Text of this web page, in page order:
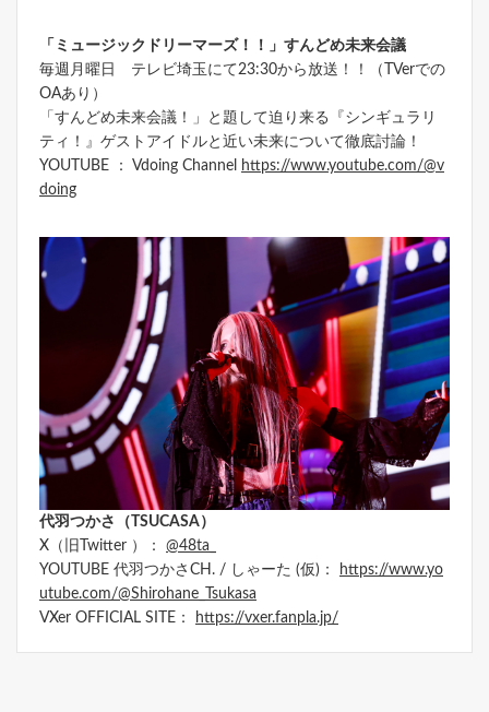
「ミュージックドリーマーズ！！」すんどめ未来会議
毎週月曜日 テレビ埼玉にて23:30から放送！！（TVerでの
OAあり）
「すんどめ未来会議！」と題して迫り来る『シンギュラリ
ティ！』ゲストアイドルと近い未来について徹底討論！
YOUTUBE ： Vdoing Channel
https://www.youtube.com/@v
doing
代羽つかさ（TSUCASA）
X（旧Twitter ）： @48ta_
YOUTUBE 代羽つかさCH. / しゃーた (仮)：
https://www.yo
utube.com/@Shirohane_Tsukasa
VXer OFFICIAL SITE：
https://vxer.fanpla.jp/